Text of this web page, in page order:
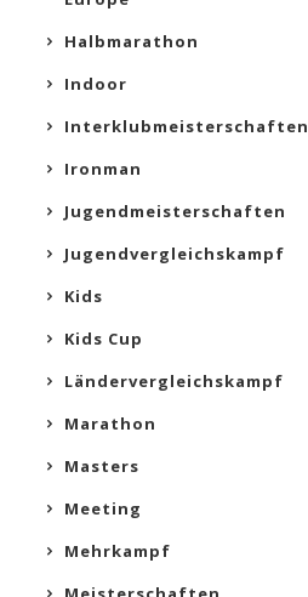
Halbmarathon
Indoor
Interklubmeisterschaften
Ironman
Jugendmeisterschaften
Jugendvergleichskampf
Kids
Kids Cup
Ländervergleichskampf
Marathon
Masters
Meeting
Mehrkampf